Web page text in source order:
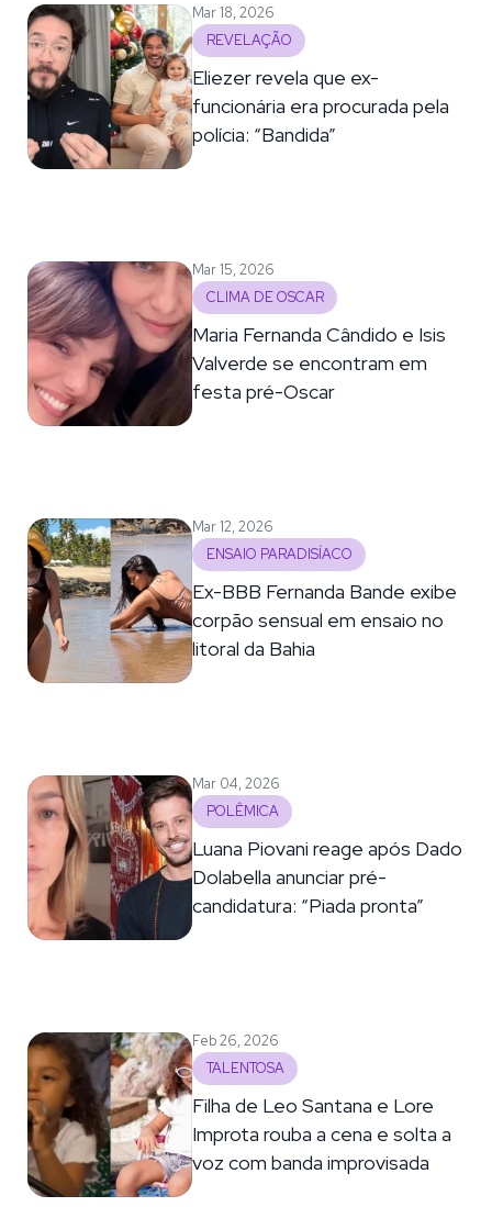
Mar 18, 2026
REVELAÇÃO
Eliezer revela que ex-
funcionária era procurada pela
polícia: “Bandida”
Mar 15, 2026
CLIMA DE OSCAR
Maria Fernanda Cândido e Isis
Valverde se encontram em
festa pré-Oscar
Mar 12, 2026
ENSAIO PARADISÍACO
Ex-BBB Fernanda Bande exibe
corpão sensual em ensaio no
litoral da Bahia
Mar 04, 2026
POLÊMICA
Luana Piovani reage após Dado
Dolabella anunciar pré-
candidatura: “Piada pronta”
Feb 26, 2026
TALENTOSA
Filha de Leo Santana e Lore
Improta rouba a cena e solta a
voz com banda improvisada